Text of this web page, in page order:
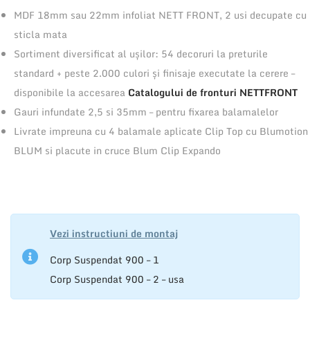
MDF 18mm sau 22mm infoliat NETT FRONT, 2 usi decupate cu
sticla mata
Sortiment diversificat al ușilor: 54 decoruri la preturile
standard + peste 2.000 culori și finisaje executate la cerere –
disponibile la accesarea Catalogului de fronturi NETTFRONT
Gauri infundate 2,5 si 35mm – pentru fixarea balamalelor
Livrate impreuna cu 4 balamale aplicate Clip Top cu Blumotion
BLUM si placute in cruce Blum Clip Expando
Vezi instructiuni de montaj
Corp Suspendat 900 – 1
Corp Suspendat 900 – 2 – usa